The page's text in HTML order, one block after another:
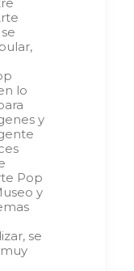
lo
y
Pop
y
se